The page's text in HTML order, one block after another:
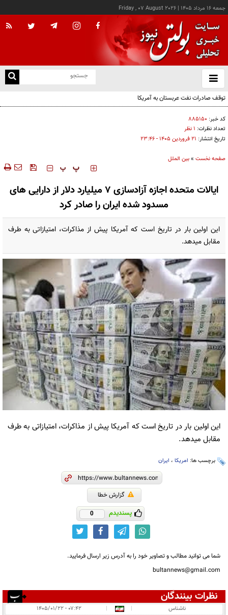
جمعه ۱۶ مرداد ۱۴۰۵ |
Friday , 07 August 2026
باز
و
توقف صادرات نفت عربستان به آمریکا
کد خبر: ۸۸۵۱۵۰
تعداد نظرات: ۱ نظر
تاریخ انتشار: ۲۱ فروردين ۱۴۰۵ - ۲۳:۴۶
صفحه نخست »بین الملل
‍‍‍ پ پ
ایالات متحده اجازه آزادسازی ۷ میلیارد دلار از دارایی های
مسدود شده ایران را صادر کرد
این اولین بار در تاریخ است که آمریکا پیش از مذاکرات، امتیازاتی به طرف
مقابل میدهد.
این اولین بار در تاریخ است که آمریکا پیش از مذاکرات، امتیازاتی به طرف
مقابل میدهد.
برچسب ها: امریکا ، ایران
گزارش خطا
پسندیدم 0
شما می توانید مطالب و تصاویر خود را به آدرس زیر ارسال فرمایید.
bultannews@gmail.com
نظرات بینندگان
ناشناس |
|
۰۷:۴۲ - ۱۴۰۵/۰۱/۲۲